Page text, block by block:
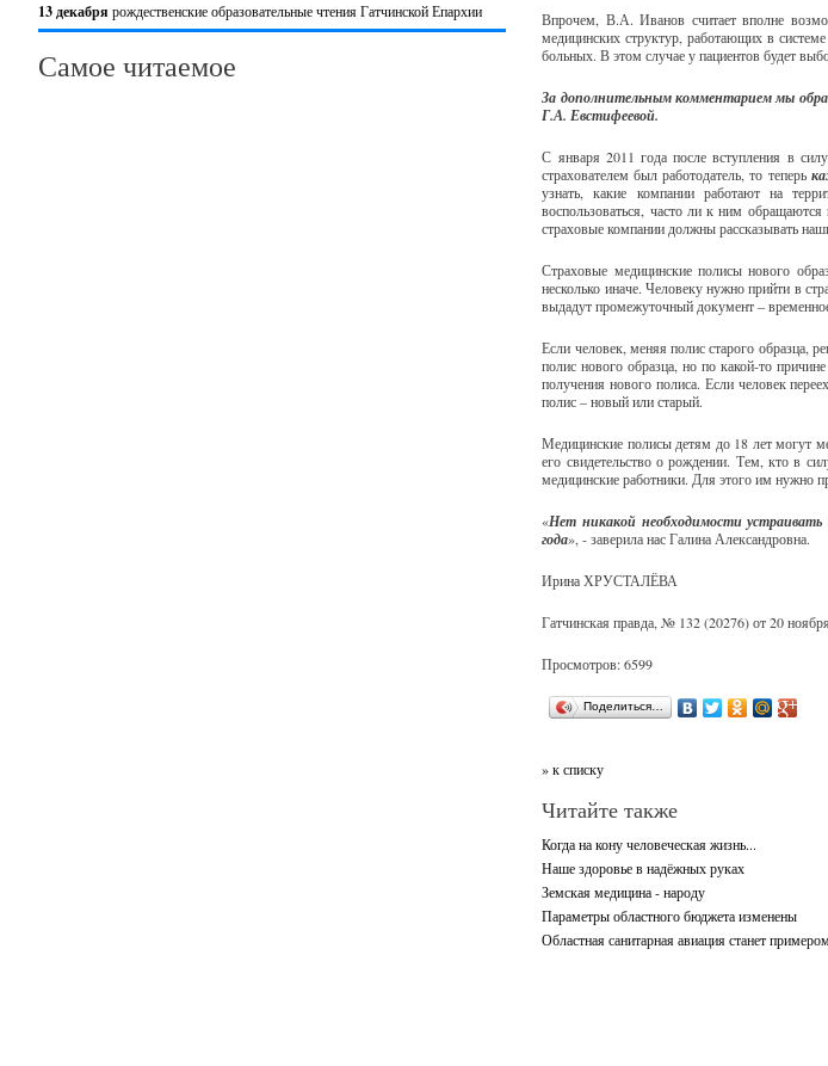
13 декабря рождественские образовательные чтения Гатчинской Епархии
Самое читаемое
Впрочем, В.А. Иванов считает вполне
медицинских структур, работающих в
больных. В этом случае у пациентов будет
За дополнительным комментарием мы
Г.А. Евстифеевой.
С января 2011 года после вступления в
страхователем был работодатель, то теперь
узнать, какие компании работают на
воспользоваться, часто ли к ним
страховые компании должны рассказывать
Страховые медицинские полисы нового
несколько иначе. Человеку нужно прийти в
выдадут промежуточный документ –
Если человек, меняя полис старого образца,
полис нового образца, но по какой-то
получения нового полиса. Если человек
полис – новый или старый.
Медицинские полисы детям до 18 лет могут
его свидетельство о рождении. Тем, кто в
медицинские работники. Для этого им нужно
«Нет никакой необходимости
года», - заверила нас Галина Александровна.
Ирина ХРУСТАЛЁВА
Гатчинская правда, № 132 (20276) от 20 ноября
Просмотров: 6599
Поделиться…
» к списку
Читайте также
Когда на кону человеческая жизнь...
Наше здоровье в надёжных руках
Земская медицина - народу
Параметры областного бюджета изменены
Областная санитарная авиация станет